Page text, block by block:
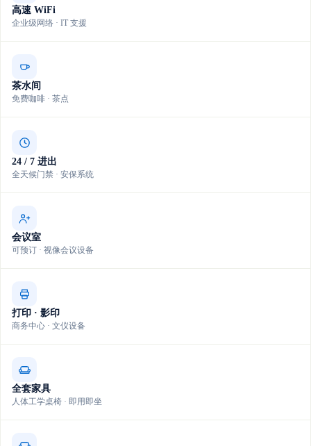
高速 WiFi
企业级网络 · IT 支援
茶水间
免费咖啡 · 茶点
24 / 7 进出
全天候门禁 · 安保系统
会议室
可预订 · 视像会议设备
打印 · 影印
商务中心 · 文仪设备
全套家具
人体工学桌椅 · 即用即坐